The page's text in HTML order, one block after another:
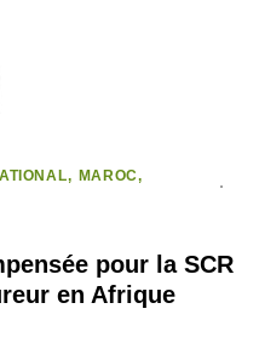
MAROC
pour la SCR
en Afrique